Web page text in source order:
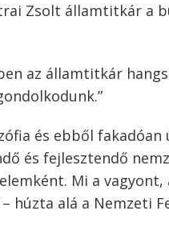
Zsolt államtitkár a
az államtitkár
és ebből fakadóan
és fejlesztendő
Mi a vagyont,
húzta alá a Nemzeti